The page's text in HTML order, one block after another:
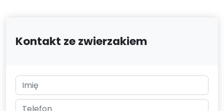
Kontakt ze zwierzakiem